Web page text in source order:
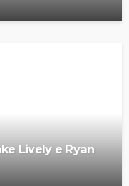
Lively e Ryan